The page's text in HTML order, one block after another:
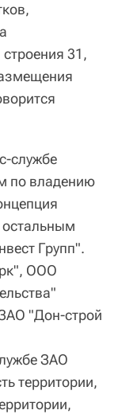
31,
службе
по владению
остальным
Групп".
ООО
"Дон-строй
ЗАО
территории,